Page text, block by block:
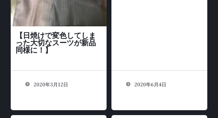
【日焼けで変色してしま
った大切なスーツが新品
同様に！】
2020年3月12日 2020年6月4日